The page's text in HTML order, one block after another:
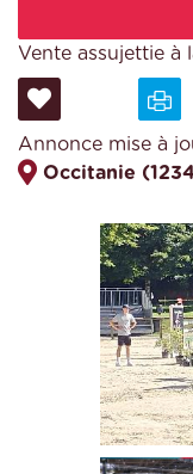
Vente assujettie à
Annonce mise à
Occitanie